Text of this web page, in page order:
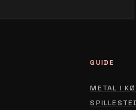
GUIDE
METAL I